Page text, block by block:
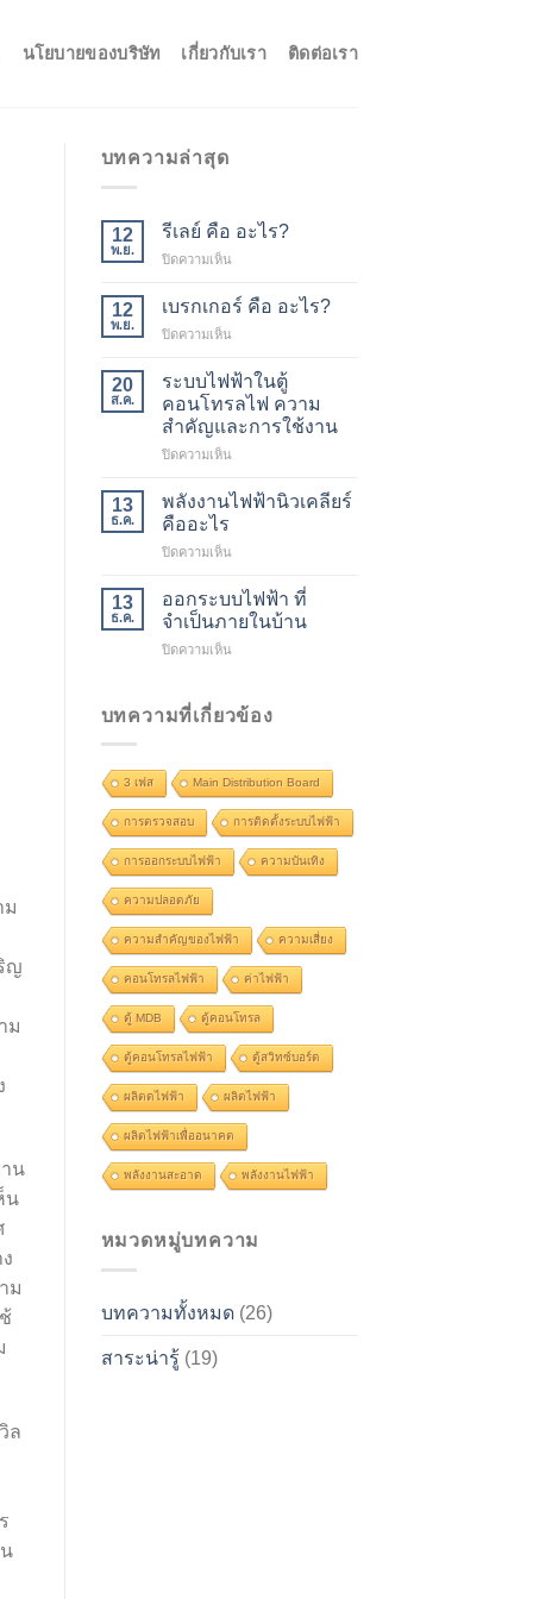
นโยบายของบริษัท เกี่ยวกับเรา ติดต่อเรา
ม
ญ
ม
น
น
ม
ล
บทความล่าสุด
12
พ.ย.
รีเลย์ คือ อะไร?
ปิดความเห็นบน
คือ
12
พ.ย.
เบรกเกอร์ คือ อะไร?
ปิดความเห็นบน
เกอร์
คือ
อะไร?
20
ส.ค.
ระบบไฟฟ้าในตู้
คอนโทรลไฟ ความ
สำคัญและการใช้งาน
ปิดความเห็นบน
ไฟฟ้า
คอนโทรล
ความ
สำคัญ
การ
13
ธ.ค.
พลังงานไฟฟ้านิวเคลียร์
คืออะไร
ปิดความเห็นบน
ไฟฟ้า
นิวเคลียร์
คือ
อะไร
13
ธ.ค.
ออกระบบไฟฟ้า ที่
จำเป็นภายในบ้าน
ปิดความเห็นบน
ไฟฟ้า
ภายใน
บ้าน
บทความที่เกี่ยวข้อง
3 เฟส Main Distribution Board
การตรวจสอบ การติดตั้งระบบไฟฟ้า
การออกระบบไฟฟ้า ความบันเทิง
ความปลอดภัย
ความสำคัญของไฟฟ้า ความเสี่ยง
คอนโทรลไฟฟ้า ค่าไฟฟ้า
ตู้ MDB ตู้คอนโทรล
ตู้คอนโทรลไฟฟ้า ตู้สวิทซ์บอร์ด
ผลิตดไฟฟ้า ผลิตไฟฟ้า
ผลิตไฟฟ้าเพื่ออนาคต
พลังงานสะอาด พลังงานไฟฟ้า
หมวดหมู่บทความ
บทความทั้งหมด(26)
สาระน่ารู้ (19)